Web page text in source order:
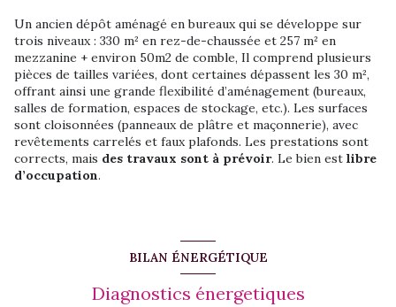
Un ancien dépôt aménagé en bureaux qui se développe sur
trois niveaux : 330 m² en rez-de-chaussée et 257 m² en
mezzanine + environ 50m2 de comble, Il comprend plusieurs
pièces de tailles variées, dont certaines dépassent les 30 m²,
offrant ainsi une grande flexibilité d’aménagement (bureaux,
salles de formation, espaces de stockage, etc.). Les surfaces
sont cloisonnées (panneaux de plâtre et maçonnerie), avec
revêtements carrelés et faux plafonds. Les prestations sont
corrects, mais des travaux sont à prévoir. Le bien est libre
d’occupation.
BILAN ÉNERGÉTIQUE
Diagnostics énergetiques